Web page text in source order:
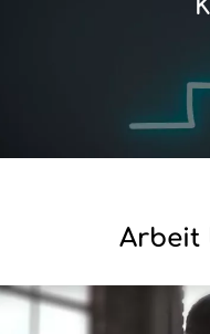
Arbeit
Bild